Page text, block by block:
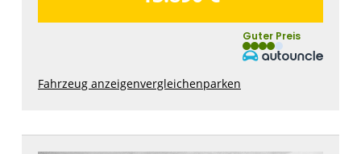
Guter Preis
Fahrzeug anzeigenvergleichenparken